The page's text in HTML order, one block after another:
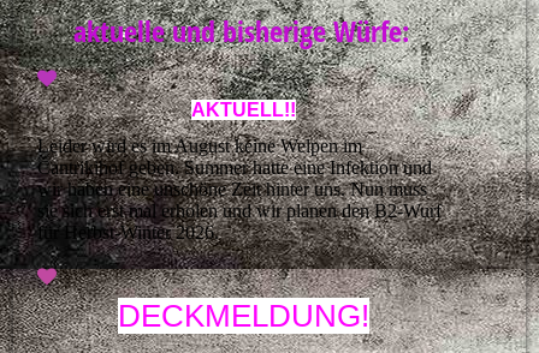
aktuelle und bisherige Würfe:
AKTUELL!!
Leider wird es im August keine Welpen im
Cantrikihof geben. Summer hatte eine Infektion und
wir haben eine unschöne Zeit hinter uns. Nun muss
sie sich erst mal erholen und wir planen den B2-Wurf
für Herbst-Winter 2026.
DECKMELDUNG!